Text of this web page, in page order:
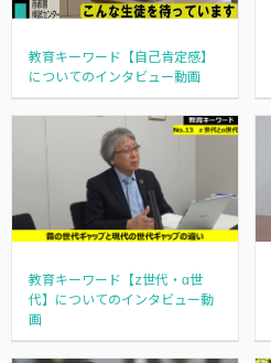
教育キーワード【自己肯定感】
についてのインタビュー動画
教育キーワード【z世代・α世
代】についてのインタビュー動
画